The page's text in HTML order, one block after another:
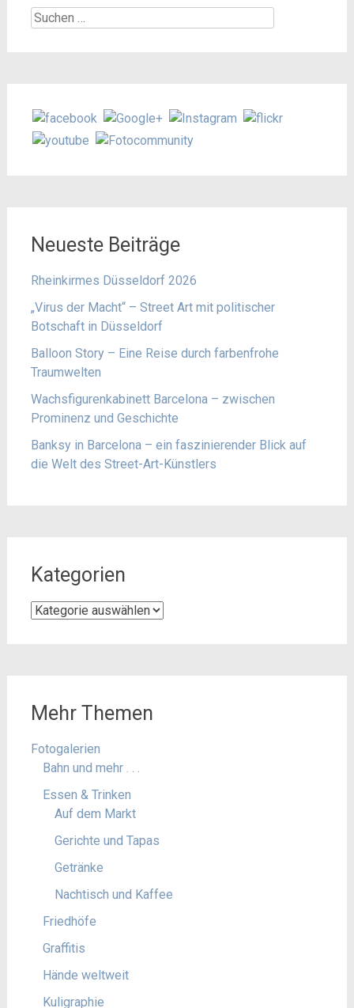
Suchen
Neueste Beiträge
Rheinkirmes Düsseldorf 2026
„Virus der Macht“ – Street Art mit politischer
Botschaft in Düsseldorf
Balloon Story – Eine Reise durch farbenfrohe
Traumwelten
Wachsfigurenkabinett Barcelona – zwischen
Prominenz und Geschichte
Banksy in Barcelona – ein faszinierender Blick auf
die Welt des Street-Art-Künstlers
Kategorien
Kategorien
Mehr Themen
Fotogalerien
Bahn und mehr . . .
Essen & Trinken
Auf dem Markt
Gerichte und Tapas
Getränke
Nachtisch und Kaffee
Friedhöfe
Graffitis
Hände weltweit
Kuligraphie